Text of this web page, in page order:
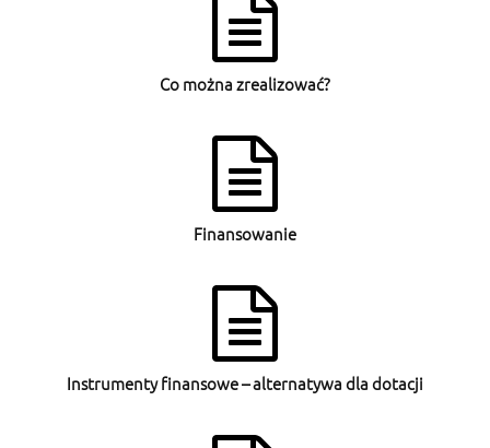
Co można zrealizować?
Finansowanie
Instrumenty finansowe – alternatywa dla dotacji